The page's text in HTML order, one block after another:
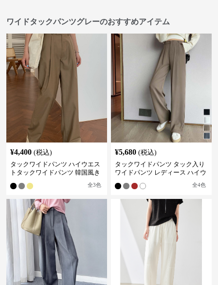
ワイドタックパンツグレーのおすすめアイテム
¥4,400 (税込)
タックワイドパンツ ハイウエス
トタックワイドパンツ 韓国風き
全3色
¥5,680 (税込)
タックワイドパンツ タック入り
ワイドパンツ レディース ハイウ
全4色